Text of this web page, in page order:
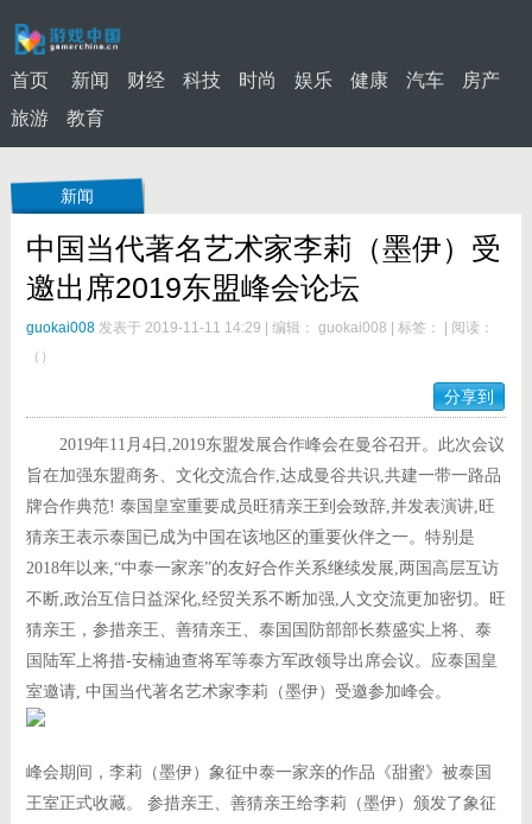
首页 新闻 财经 科技 时尚 娱乐 健康 汽车
房产
旅游
教育
新闻
中国当代著名艺术家李莉（墨伊）受
邀出席2019东盟峰会论坛
guokai008发表于 2019-11-11 14:29 编辑： guokai008 标签：
阅读：
（ ）
分享到
2019年11月4日,2019东盟发展合作峰会在曼谷召开。此次会议
旨在加强东盟商务、文化交流合作,达成曼谷共识,共建一带一路品
牌合作典范! 泰国皇室重要成员旺猜亲王到会致辞,并发表演讲,旺
猜亲王表示泰国已成为中国在该地区的重要伙伴之一。特别是
2018年以来,“中泰一家亲”的友好合作关系继续发展,两国高层互访
不断,政治互信日益深化,经贸关系不断加强,人文交流更加密切。旺
猜亲王，参措亲王、善猜亲王、泰国国防部部长蔡盛实上将、泰
国陆军上将措-安楠迪查将军等泰方军政领导出席会议。应泰国皇
室邀请, 中国当代著名艺术家李莉（墨伊） 受邀参加峰会。
峰会期间，李莉（墨伊）象征中泰一家亲的作品《甜蜜》被泰国
王室正式收藏。 参措亲王、善猜亲王给李莉（墨伊）颁发了象征